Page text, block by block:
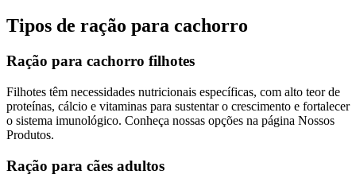
Tipos de ração para cachorro
Ração para cachorro filhotes
Filhotes têm necessidades nutricionais específicas, com alto teor de
proteínas, cálcio e vitaminas para sustentar o crescimento e fortalecer
o sistema imunológico. Conheça nossas opções na página Nossos
Produtos.
Ração para cães adultos